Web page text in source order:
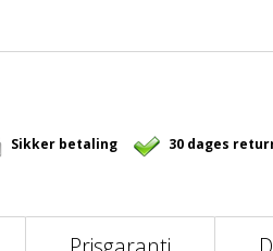
Sikker betaling 30 dages